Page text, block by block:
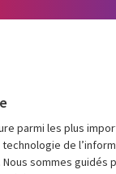
parmi les plus
de
sommes guidés